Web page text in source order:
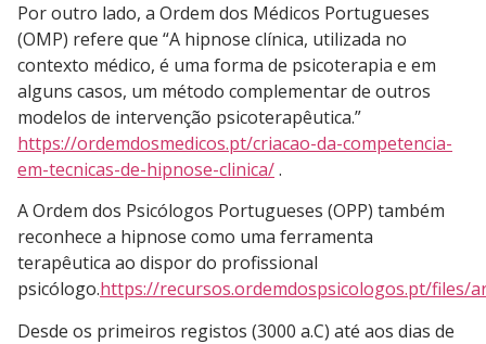
Por outro lado, a Ordem dos Médicos Portugueses
(OMP) refere que “A hipnose clínica, utilizada no
contexto médico, é uma forma de psicoterapia e em
alguns casos, um método complementar de outros
modelos de intervenção psicoterapêutica.”
https://ordemdosmedicos.pt/criacao-da-competencia-
em-tecnicas-de-hipnose-clinica/.
A Ordem dos Psicólogos Portugueses (OPP) também
reconhece a hipnose como uma ferramenta
terapêutica ao dispor do profissional
psicólogo.https://recursos.ordemdospsicologos.pt/files/
Desde os primeiros registos (3000 a.C) até aos dias de